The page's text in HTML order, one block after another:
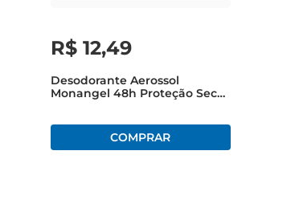
R$ 12,49
Desodorante Aerossol
Monangel 48h Proteção Seca